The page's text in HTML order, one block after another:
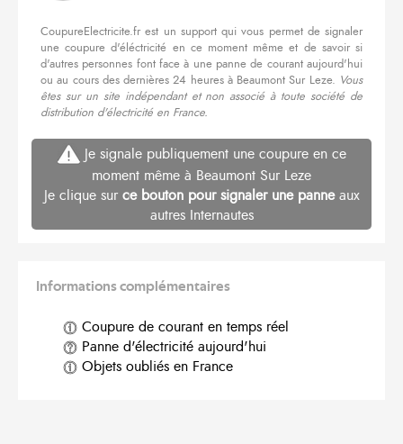
CoupureElectricite.fr est un support qui vous permet de signaler
une coupure d'éléctricité en ce moment même et de savoir si
d'autres personnes font face à une panne de courant aujourd'hui
ou au cours des dernières 24 heures à Beaumont Sur Leze. Vous
êtes sur un site indépendant et non associé à toute société de
distribution d'électricité en France.
Je signale publiquement une coupure en ce
moment même à Beaumont Sur Leze
Je clique sur ce bouton pour signaler une panneaux
autres Internautes
Informations complémentaires
Coupure de courant en temps réel
Panne d'électricité aujourd'hui
Objets oubliés en France